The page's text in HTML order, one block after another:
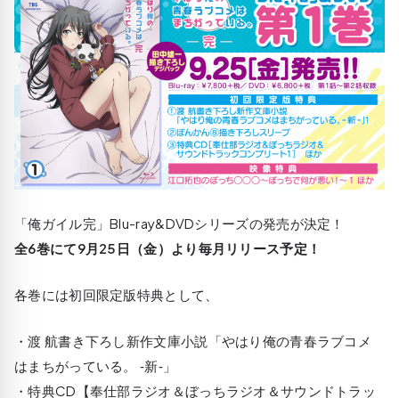
「俺ガイル完」Blu-ray&DVDシリーズの発売が決定！
全6巻にて9月25日（金）より毎月リリース予定！
各巻には初回限定版特典として、
・渡 航書き下ろし新作文庫小説「やはり俺の青春ラブコメ
はまちがっている。 ‐新‐」
・特典CD【奉仕部ラジオ＆ぼっちラジオ＆サウンドトラッ